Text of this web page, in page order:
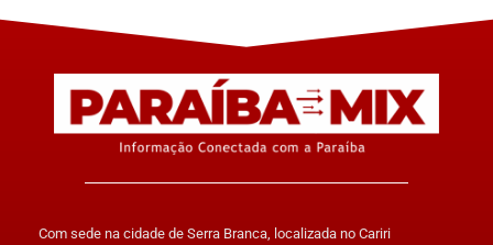
Com sede na cidade de Serra Branca, localizada no Cariri